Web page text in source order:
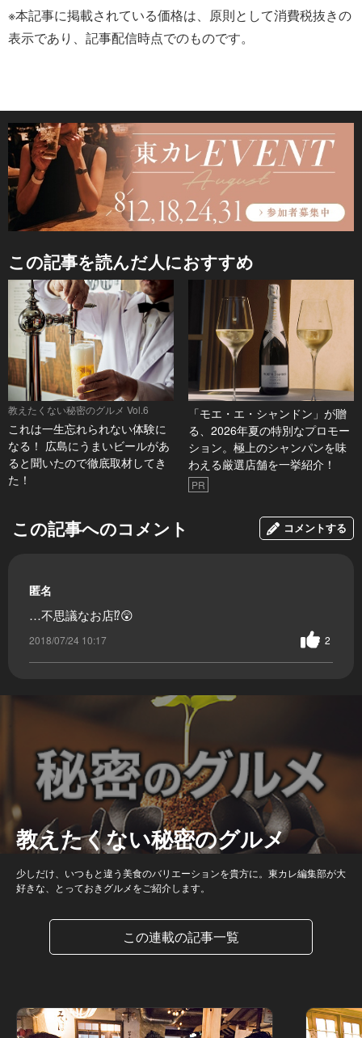
※本記事に掲載されている価格は、原則として消費税抜きの
表示であり、記事配信時点でのものです。
この記事を読んだ人におすすめ
教えたくない秘密のグルメ Vol.6
これは一生忘れられない体験に
なる！ 広島にうまいビールがあ
ると聞いたので徹底取材してき
た！
「モエ・エ・シャンドン」が贈
る、2026年夏の特別なプロモー
ション。極上のシャンパンを味
わえる厳選店舗を一挙紹介！
PR
この記事へのコメント コメントする
匿名
…不思議なお店⁉😲
2018/07/24 10:17 2
教えたくない秘密のグルメ
少しだけ、いつもと違う美食のバリエーションを貴方に。東カレ編集部が大
好きな、とっておきグルメをご紹介します。
この連載の記事一覧